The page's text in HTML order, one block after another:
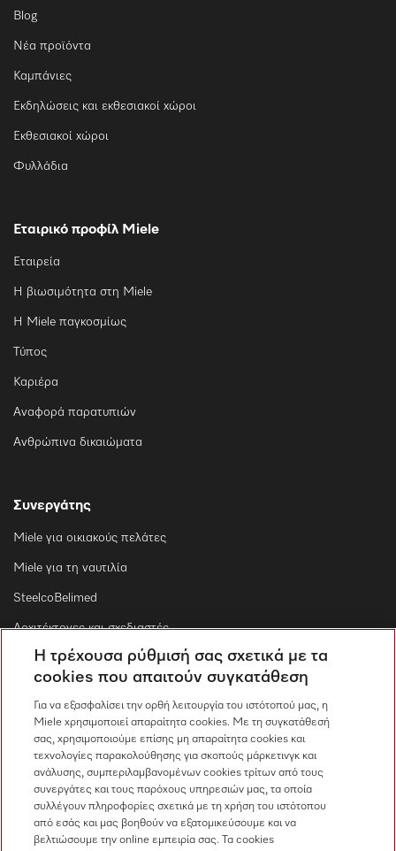
Blog
Νέα προϊόντα
Καμπάνιες
Εκδηλώσεις και εκθεσιακοί χώροι
Εκθεσιακοί χώροι
Φυλλάδια
Εταιρικό προφίλ Miele
Εταιρεία
Η βιωσιμότητα στη Miele
Η Miele παγκοσμίως
Τύπος
Καριέρα
Αναφορά παρατυπιών
Ανθρώπινα δικαιώματα
Συνεργάτης
Miele για οικιακούς πελάτες
Miele για τη ναυτιλία
SteelcoBelimed
Αρχιτέκτονες και σχεδιαστές
Για εμπορικούς συνεργάτες
Επικοινωνία
Επισκόπηση επικοινωνίας
Πωλήσεις
210 6794444
Η τρέχουσα ρύθμισή σας σχετικά με τα
cookies που απαιτούν συγκατάθεση
Για να εξασφαλίσει την ορθή λειτουργία του ιστότοπού μας, η
Miele χρησιμοποιεί απαραίτητα cookies. Με τη συγκατάθεσή
σας, χρησιμοποιούμε επίσης μη απαραίτητα cookies και
τεχνολογίες παρακολούθησης για σκοπούς μάρκετινγκ και
ανάλυσης, συμπεριλαμβανομένων cookies τρίτων από τους
συνεργάτες και τους παρόχους υπηρεσιών μας, τα οποία
συλλέγουν πληροφορίες σχετικά με τη χρήση του ιστότοπου
από εσάς και μας βοηθούν να εξατομικεύσουμε και να
βελτιώσουμε την online εμπειρία σας. Τα cookies